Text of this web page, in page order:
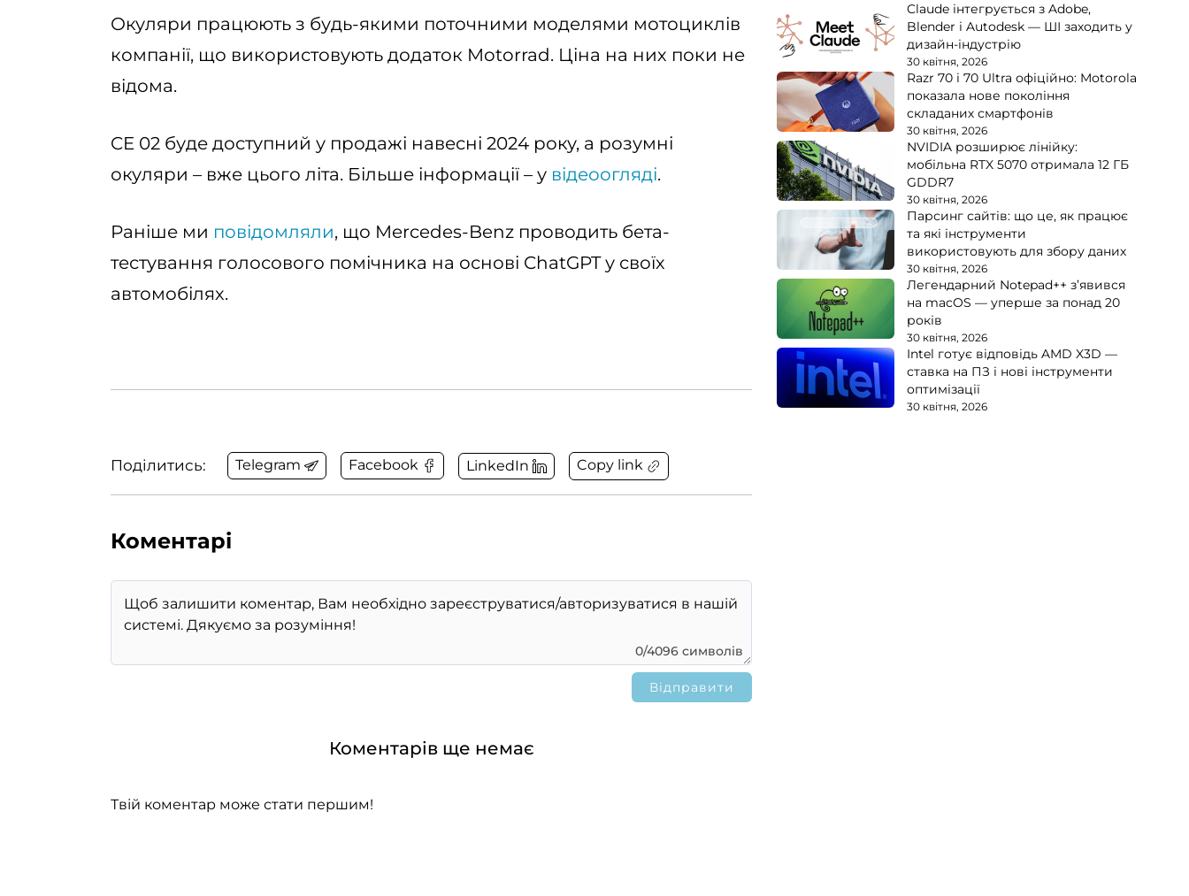
Окуляри працюють з будь-якими поточними моделями мотоциклів
компанії, що використовують додаток Motorrad. Ціна на них поки не
відома.
CE 02 буде доступний у продажі навесні 2024 року, а розумні
окуляри – вже цього літа. Більше інформації – у відеоогляді.
Раніше ми повідомляли, що Mercedes-Benz проводить бета-
тестування голосового помічника на основі ChatGPT у своїх
автомобілях.
Поділитись: Telegram Facebook LinkedIn Copy link
Коментарі
0/4096 символів
Коментарів ще немає
Твій коментар може стати першим!
Claude інтегрується з Adobe,
Blender і Autodesk — ШІ заходить у
дизайн-індустрію
30 квітня, 2026
Razr 70 і 70 Ultra офіційно: Motorola
показала нове покоління
складаних смартфонів
30 квітня, 2026
NVIDIA розширює лінійку:
мобільна RTX 5070 отримала 12 ГБ
GDDR7
30 квітня, 2026
Парсинг сайтів: що це, як працює
та які інструменти
використовують для збору даних
30 квітня, 2026
Легендарний Notepad++ з’явився
на macOS — уперше за понад 20
років
30 квітня, 2026
Intel готує відповідь AMD X3D —
ставка на ПЗ і нові інструменти
оптимізації
30 квітня, 2026